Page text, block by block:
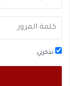
تذكرني